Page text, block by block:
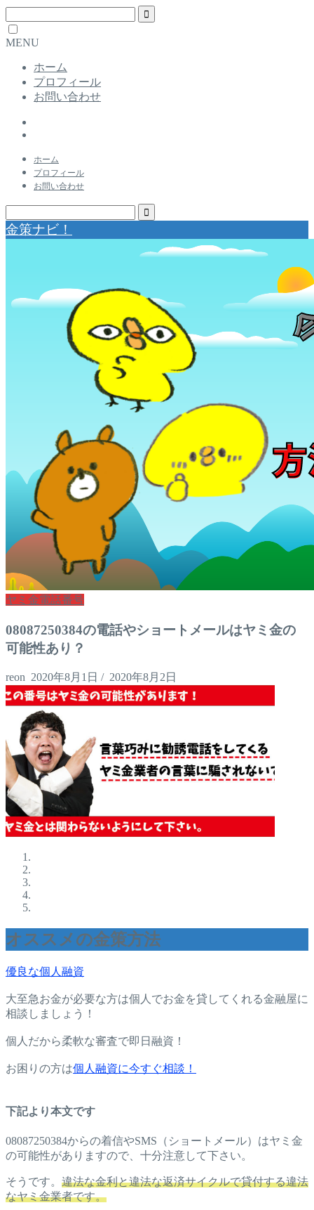
MENU
ホーム
プロフィール
お問い合わせ
ホーム
プロフィール
お問い合わせ
金策ナビ！
ヤミ金電話番号
08087250384の電話やショートメールはヤミ金の
可能性あり？
reon 2020年8月1日 / 2020年8月2日
オススメの金策方法
優良な個人融資
大至急お金が必要な方は個人でお金を貸してくれる金融屋に
相談しましょう！
個人だから柔軟な審査で即日融資！
お困りの方は個人融資に今すぐ相談！
下記より本文です
08087250384からの着信やSMS（ショートメール）はヤミ金
の可能性がありますので、十分注意して下さい。
そうです。 違法な金利と違法な返済サイクルで貸付する違法
なヤミ金業者です。